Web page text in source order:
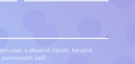
novic o aktualnih trendih, koristnih
(več)